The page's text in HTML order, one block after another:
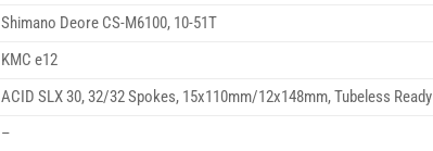
Shimano Deore CS-M6100, 10-51T
KMC e12
ACID SLX 30, 32/32 Spokes, 15x110mm/12x148mm, Tubeless Ready
–